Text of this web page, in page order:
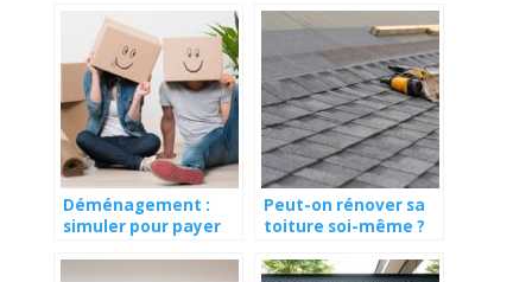
Déménagement :
simuler pour payer
Peut-on rénover sa
toiture soi-même ?